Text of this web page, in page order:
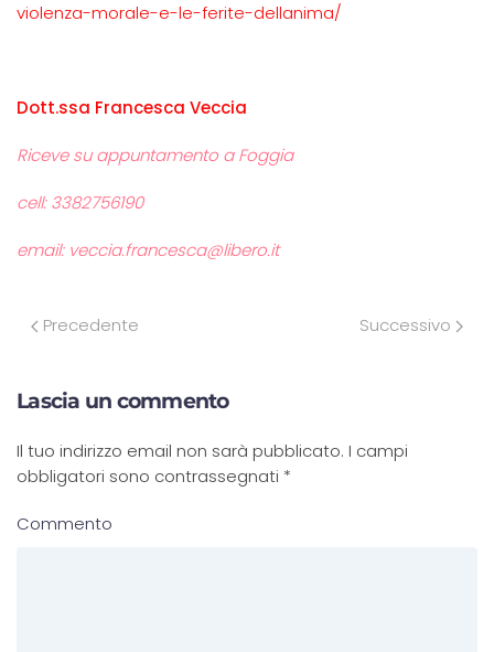
violenza-morale-e-le-ferite-dellanima/
Dott.ssa Francesca Veccia
Riceve su appuntamento a Foggia
cell: 3382756190
email: veccia.francesca@libero.it
Precedente Successivo
Lascia un commento
Il tuo indirizzo email non sarà pubblicato. I campi
obbligatori sono contrassegnati *
Commento